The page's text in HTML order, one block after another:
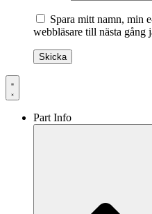
Spara mitt namn, min
webbläsare till nästa gång
Part Info